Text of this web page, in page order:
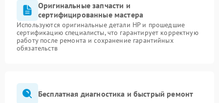
Оригинальные запчасти и
сертифицированные мастера
Используются оригинальные детали HP и прошедшие
сертификацию специалисты, что гарантирует корректную
работу после ремонта и сохранение гарантийных
обязательств
Бесплатная диагностика и быстрый ремонт